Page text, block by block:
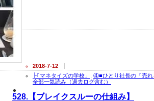
2018-7-12
├｢マネタイズの学校」
④■ひとり社長の『売れ
全部一気読み（過去ログ含む）
528.【ブレイクスルーの仕組み】